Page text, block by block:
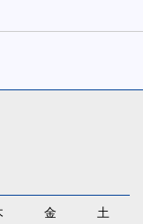
金
土